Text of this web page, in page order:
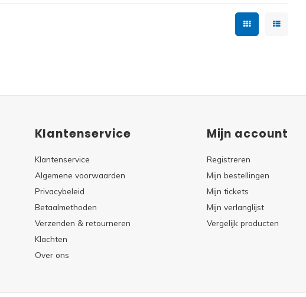
Klantenservice
Klantenservice
Algemene voorwaarden
Privacybeleid
Betaalmethoden
Verzenden & retourneren
Klachten
Over ons
Mijn account
Registreren
Mijn bestellingen
Mijn tickets
Mijn verlanglijst
Vergelijk producten